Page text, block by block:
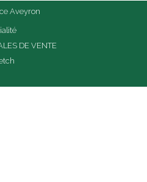
Aveyron
DE VENTE